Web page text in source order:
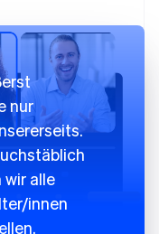
nur
wir alle
innen